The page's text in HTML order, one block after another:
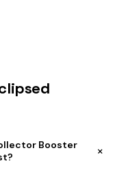
Booster
+